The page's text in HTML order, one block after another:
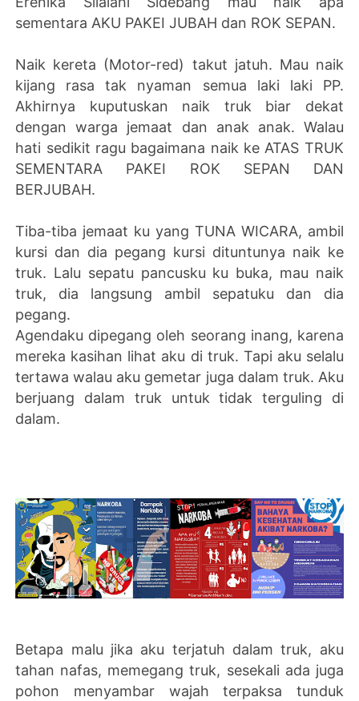
sementara AKU PAKEI JUBAH dan ROK SEPAN.
Naik kereta (Motor-red) takut jatuh. Mau naik
kijang rasa tak nyaman semua laki laki PP.
Akhirnya kuputuskan naik truk biar dekat
dengan warga jemaat dan anak anak. Walau
hati sedikit ragu bagaimana naik ke ATAS TRUK
SEMENTARA PAKEI ROK SEPAN DAN
BERJUBAH.
Tiba-tiba jemaat ku yang TUNA WICARA, ambil
kursi dan dia pegang kursi dituntunya naik ke
truk. Lalu sepatu pancusku ku buka, mau naik
truk, dia langsung ambil sepatuku dan dia
pegang.
Agendaku dipegang oleh seorang inang, karena
mereka kasihan lihat aku di truk. Tapi aku selalu
tertawa walau aku gemetar juga dalam truk. Aku
berjuang dalam truk untuk tidak terguling di
dalam.
Betapa malu jika aku terjatuh dalam truk, aku
tahan nafas, memegang truk, sesekali ada juga
pohon menyambar wajah terpaksa tunduk